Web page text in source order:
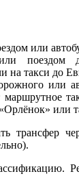
или
поездом
на такси до
или
маршрутное
или
трансфер